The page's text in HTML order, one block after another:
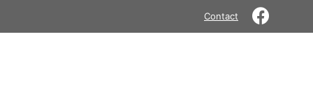
Contact